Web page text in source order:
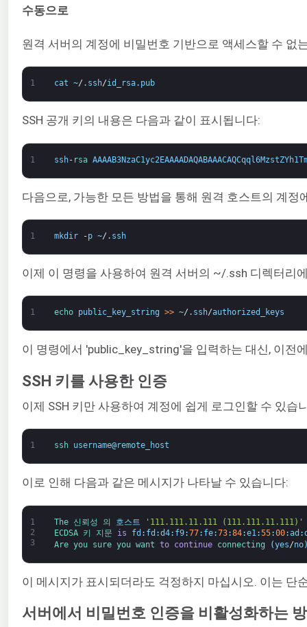
수동으로
원격 서버의 계정에 비밀번호 기반으로 액세스할 수
1 cat ~/ . ssh/id_rsa. pub
SSH 공개 키의 내용은 다음과 같이 표시됩니다:
1 ssh- rsa
다음으로, 가능한 모든 방법을 통해 원격 호스트의 계
1 mkdir -p ~/ . ssh
이제 이 명령을 사용하여 원격 서버의 ~/.ssh 디렉터리
1 echo public_key_string >> ~/ . ssh/authorized_keys
이 명령에서 'public_key_string'을 입력하는 대신, 이
SSH 키를 사용한 인증
이제 SSH 키만 사용하여 계정에 쉽게 로그인할 수 있
1 ssh username@remote_host
이로 인해 다음과 같은 메시지가 나타날 수 있습니다:
1
2
3
The 신뢰성 의 호스트
'111.111.11.111 (111.111.11.111)'
ECDSA 키 지문 is fd : fd :d4: f9:77: fe:73:84:e1:55:00:ad :
Are you sure you want to continue connecting (yes/no
이 메시지가 표시되더라도 걱정하지 마십시오. 이는 단
서버에서 비밀번호 인증을 비활성화하는